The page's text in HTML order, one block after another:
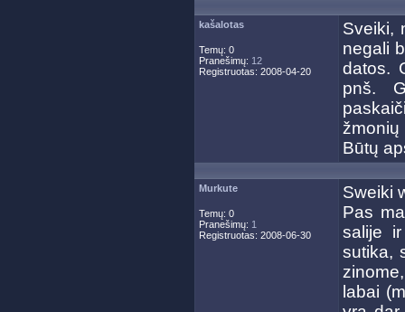
kašalotas
Temų: 0
Pranešimų: 12
Registruotas: 2008-04-20
Sveiki,
negali
datos.
pnš.
Būtų
Murkute
Temų: 0
Pranešimų: 1
Registruotas: 2008-06-30
Sweiki
Pas
salije
sutika,
labai